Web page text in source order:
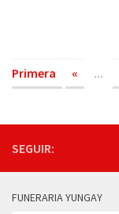
Primera
« ...
SEGUIR:
FUNERARIA YUNGAY